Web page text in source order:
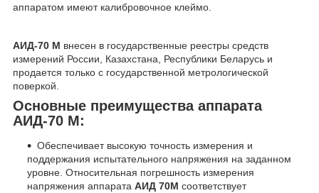
аппаратом имеют калибровочное клеймо.
АИД-70 М внесен в государственные реестры средств
измерений России, Казахстана, Республики Беларусь и
продается только с государственной метрологической
поверкой.
Основные преимущества аппарата
АИД-70 М:
Обеспечивает высокую точность измерения и
поддержания испытательного напряжения на заданном
уровне. Относительная погрешность измерения
напряжения аппарата АИД 70М соответствует